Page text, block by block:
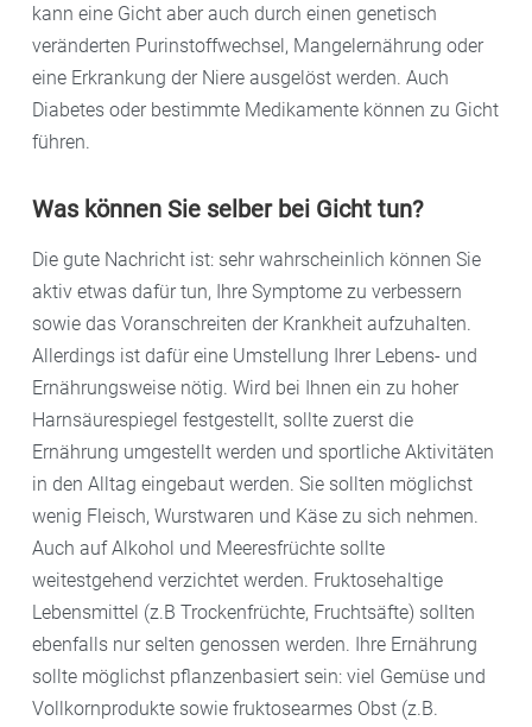
kann eine Gicht aber auch durch einen genetisch
veränderten Purinstoffwechsel, Mangelernährung oder
eine Erkrankung der Niere ausgelöst werden. Auch
Diabetes oder bestimmte Medikamente können zu Gicht
führen.
Was können Sie selber bei Gicht tun?
Die gute Nachricht ist: sehr wahrscheinlich können Sie
aktiv etwas dafür tun, Ihre Symptome zu verbessern
sowie das Voranschreiten der Krankheit aufzuhalten.
Allerdings ist dafür eine Umstellung Ihrer Lebens- und
Ernährungsweise nötig. Wird bei Ihnen ein zu hoher
Harnsäurespiegel festgestellt, sollte zuerst die
Ernährung umgestellt werden und sportliche Aktivitäten
in den Alltag eingebaut werden. Sie sollten möglichst
wenig Fleisch, Wurstwaren und Käse zu sich nehmen.
Auch auf Alkohol und Meeresfrüchte sollte
weitestgehend verzichtet werden. Fruktosehaltige
Lebensmittel (z.B Trockenfrüchte, Fruchtsäfte) sollten
ebenfalls nur selten genossen werden. Ihre Ernährung
sollte möglichst pflanzenbasiert sein: viel Gemüse und
Vollkornprodukte sowie fruktosearmes Obst (z.B.